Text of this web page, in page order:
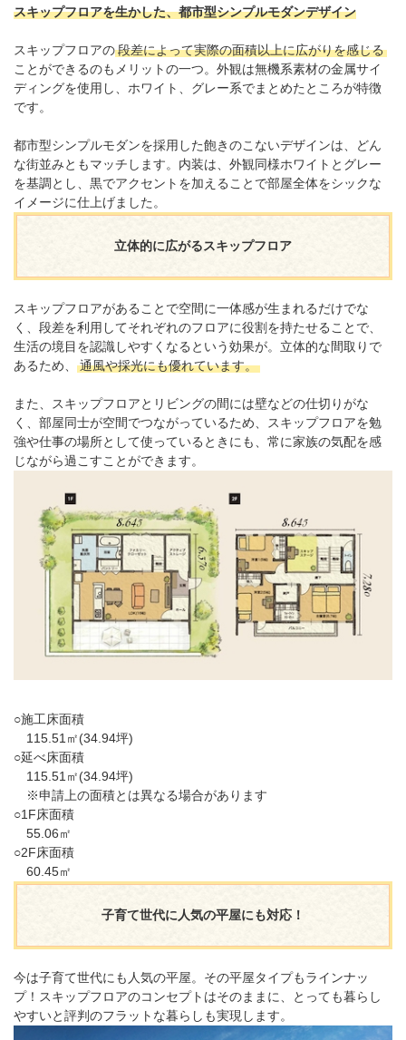
スキップフロアを生かした、都市型シンプルモダンデザイン
スキップフロアの段差によって実際の面積以上に広がりを感じる
ことができるのもメリットの一つ。外観は無機系素材の金属サイ
ディングを使用し、ホワイト、グレー系でまとめたところが特徴
です。
都市型シンプルモダンを採用した飽きのこないデザインは、どん
な街並みともマッチします。内装は、外観同様ホワイトとグレー
を基調とし、黒でアクセントを加えることで部屋全体をシックな
イメージに仕上げました。
立体的に広がるスキップフロア
スキップフロアがあることで空間に一体感が生まれるだけでな
く、段差を利用してそれぞれのフロアに役割を持たせることで、
生活の境目を認識しやすくなるという効果が。立体的な間取りで
あるため、
通風や採光にも優れています。
また、スキップフロアとリビングの間には壁などの仕切りがな
く、部屋同士が空間でつながっているため、スキップフロアを勉
強や仕事の場所として使っているときにも、常に家族の気配を感
じながら過こすことができます。
○施工床面積
115.51㎡(34.94坪)
○延べ床面積
115.51㎡(34.94坪)
※申請上の面積とは異なる場合があります
○1F床面積
55.06㎡
○2F床面積
60.45㎡
子育て世代に人気の平屋にも対応！
今は子育て世代にも人気の平屋。その平屋タイプもラインナッ
プ！スキップフロアのコンセプトはそのままに、とっても暮らし
やすいと評判のフラットな暮らしも実現します。